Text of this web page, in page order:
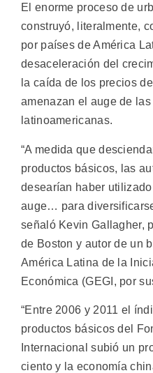
El enorme proceso de
construyó, literalmente,
por países de América
desaceleración del
la caída de los precios
amenazan el auge de
latinoamericanas.
“A medida que
productos básicos, las
desearían haber
auge… para
señaló Kevin Gallagher,
de Boston y autor de un
América Latina de la
Económica (GEGI, por
“Entre 2006 y 2011 el
productos básicos del
Internacional subió un
ciento y la economía